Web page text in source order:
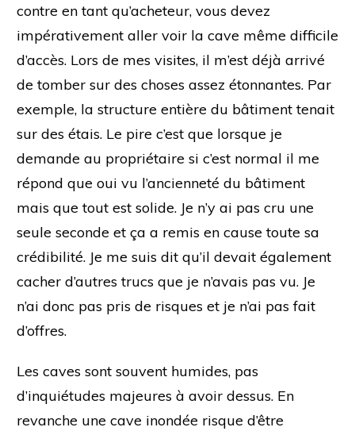
contre en tant qu’acheteur, vous devez
impérativement aller voir la cave même difficile
d’accès. Lors de mes visites, il m’est déjà arrivé
de tomber sur des choses assez étonnantes. Par
exemple, la structure entière du bâtiment tenait
sur des étais. Le pire c’est que lorsque je
demande au propriétaire si c’est normal il me
répond que oui vu l’ancienneté du bâtiment
mais que tout est solide. Je n’y ai pas cru une
seule seconde et ça a remis en cause toute sa
crédibilité. Je me suis dit qu’il devait également
cacher d’autres trucs que je n’avais pas vu. Je
n’ai donc pas pris de risques et je n’ai pas fait
d’offres.
Les caves sont souvent humides, pas
d’inquiétudes majeures à avoir dessus. En
revanche une cave inondée risque d’être